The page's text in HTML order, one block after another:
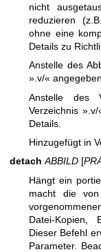
nicht
reduzieren
ohne eine
Details zu
Anstelle des
».v/«
Anstelle des
Verzeichnis
Details.
Hinzugefügt in
detach ABBILD [
Hängt ein
macht die
Datei-Kopien,
Dieser Befehl
Parameter.